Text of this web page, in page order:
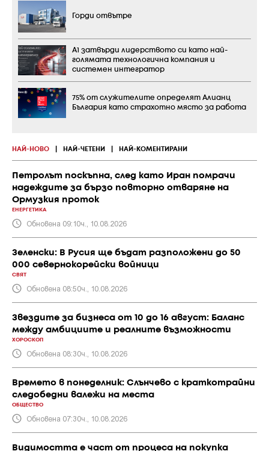
НАЙ-НОВО НАЙ-ЧЕТЕНИ НАЙ-КОМЕНТИРАНИ
Петролът поскъпна, след като Иран помрачи
надеждите за бързо повторно отваряне на
Ормузкия проток
ЕНЕРГЕТИКА
Обновена 09:10ч., 10.08.2026
Зеленски: В Русия ще бъдат разположени до 50
000 севернокорейски войници
СВЯТ
Обновена 08:50ч., 10.08.2026
Звездите за бизнеса от 10 до 16 август: Баланс
между амбициите и реалните възможности
ХОРОСКОП
Обновена 08:30ч., 10.08.2026
Времето в понеделник: Слънчево с краткотрайни
следобедни валежи на места
ОБЩЕСТВО
Обновена 07:30ч., 10.08.2026
Видимостта е част от процеса на покупка
Горди отвътре
А1 затвърди лидерството си като най-
голямата технологична компания и
системен интегратор
75% от служителите определят Алианц
България като страхотно място за работа